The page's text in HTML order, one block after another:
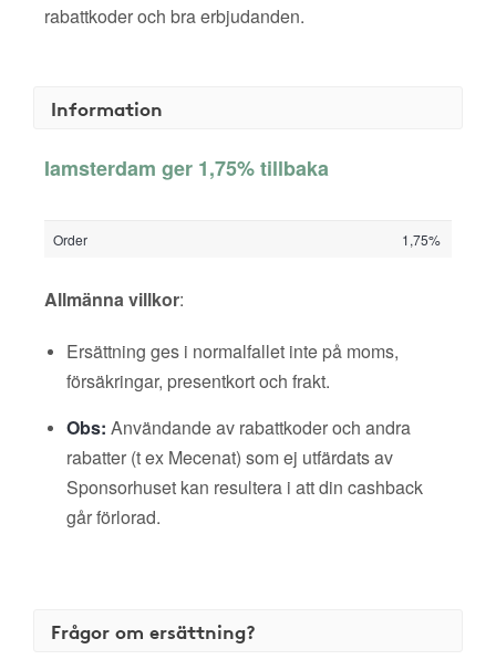
rabattkoder och bra erbjudanden.
Information
Iamsterdam ger 1,75% tillbaka
Order 1,75%
Allmänna villkor:
Ersättning ges i normalfallet inte på moms,
försäkringar, presentkort och frakt.
Obs: Användande av rabattkoder och andra
rabatter (t ex Mecenat) som ej utfärdats av
Sponsorhuset kan resultera i att din cashback
går förlorad.
Frågor om ersättning?